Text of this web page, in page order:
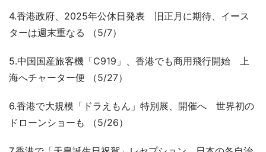
4.香港政府、2025年公休日発表 旧正月に期待、イース
ターは週末重なる （5/7）
5.中国国産旅客機「C919」、香港でも商用飛行開始 上
海へチャーター便 （5/27）
6.香港で大規模「ドラえもん」特別展、開催へ 世界初の
ドローンショーも （5/26）